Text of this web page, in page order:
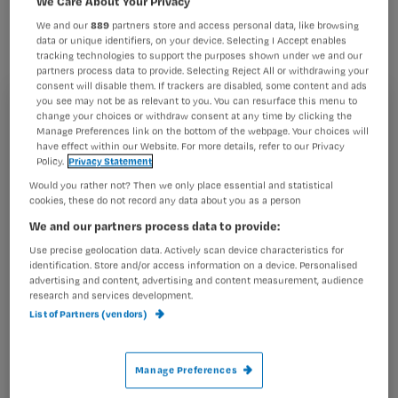
Registreren
Wil je dit artikel lezen?
Maak gratis een account aan en lees 2
artikelen gratis per maand
Al een account of abonnement?Log dan in
Wat
Leenders krijgt de vijftiende Ereprijs
van het Fonds Psychische
Gezondheid. Zij ontvangt deze prijs
voor haar grote inzet voor de
Verwenzorg in Nederland. Prof. dr.
Paul Schnabel, voorzitter van het
Fonds, reikt de prijs uit
We and our889 partners store and access personal data, like browsing
data or unique identifiers, on your device. Selecting I Accept enables
tracking technologies to support the purposes shown under we and our
partners process data to provide. Selecting Reject All or withdrawing your
consent will disable them. If trackers are disabled, some content and ads
you see may not be as relevant to you. You can resurface this menu to
change your choices or withdraw consent at any time by clicking the
Manage Preferences link on the bottom of the webpage. Your choices will
have effect within our Website. For more details, refer to our Privacy
Policy. Privacy Statement
Would you rather not? Then we only place essential and statistical
cookies, these do not record any data about you as a person
We and our partners process data to provide:
Use precise geolocation data. Actively scan device characteristics for
identification. Store and/or access information on a device. Personalised
advertising and content, advertising and content measurement, audience
research and services development.
List of Partners (vendors)
Manage Preferences